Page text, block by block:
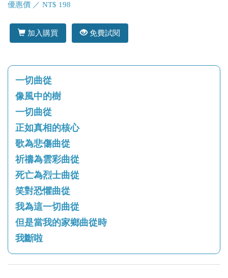
優惠價 ／ NT$ 198
加入購買 免費試閱
一切曲從
像風中的樹
一切曲從
正如真相的核心
歌為悲傷曲從
祈禱為雲彩曲從
死亡為烈士曲從
笑對恐懼曲從
我為這一切曲從
但是當我的家鄉曲從時
我斷啦